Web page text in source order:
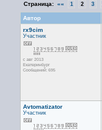
Страница: «« 1 2 3
Автор
rx9cim
Участник
с авг 2013
Екатеринбург
Сообщений: 695
Avtomatizator
Участник